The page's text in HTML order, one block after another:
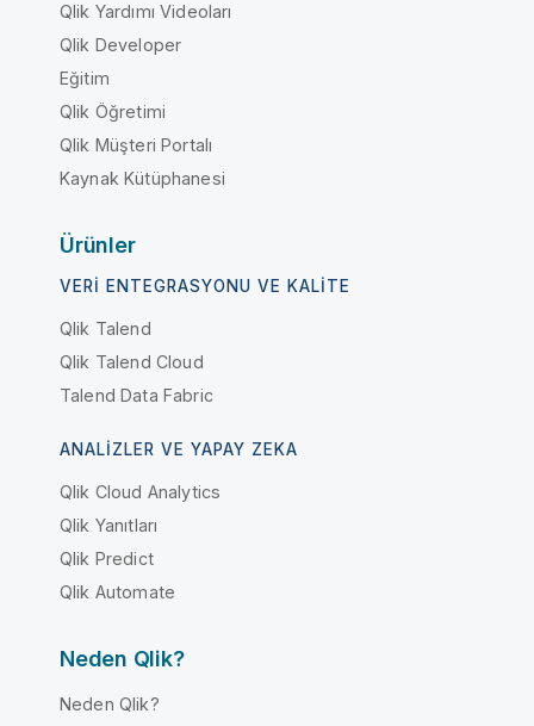
Qlik Yardımı Videoları
Qlik Developer
Eğitim
Qlik Öğretimi
Qlik Müşteri Portalı
Kaynak Kütüphanesi
Ürünler
VERI ENTEGRASYONU VE KALITE
Qlik Talend
Qlik Talend Cloud
Talend Data Fabric
ANALIZLER VE YAPAY ZEKA
Qlik Cloud Analytics
Qlik Yanıtları
Qlik Predict
Qlik Automate
Neden Qlik?
Neden Qlik?